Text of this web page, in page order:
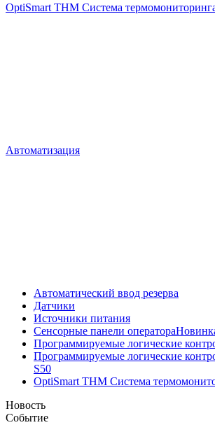
OptiSmart THM Система
Автоматизация
Автоматический ввод резерва
Датчики
Источники питания
Сенсорные панели оператора
Программируемые логические
Программируемые логические
S50
OptiSmart THM Система
Новость
Событие